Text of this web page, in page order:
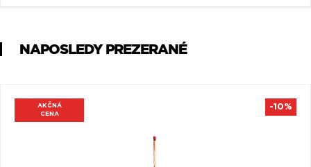
NAPOSLEDY PREZERANÉ
AKČNÁ
CENA
-10%